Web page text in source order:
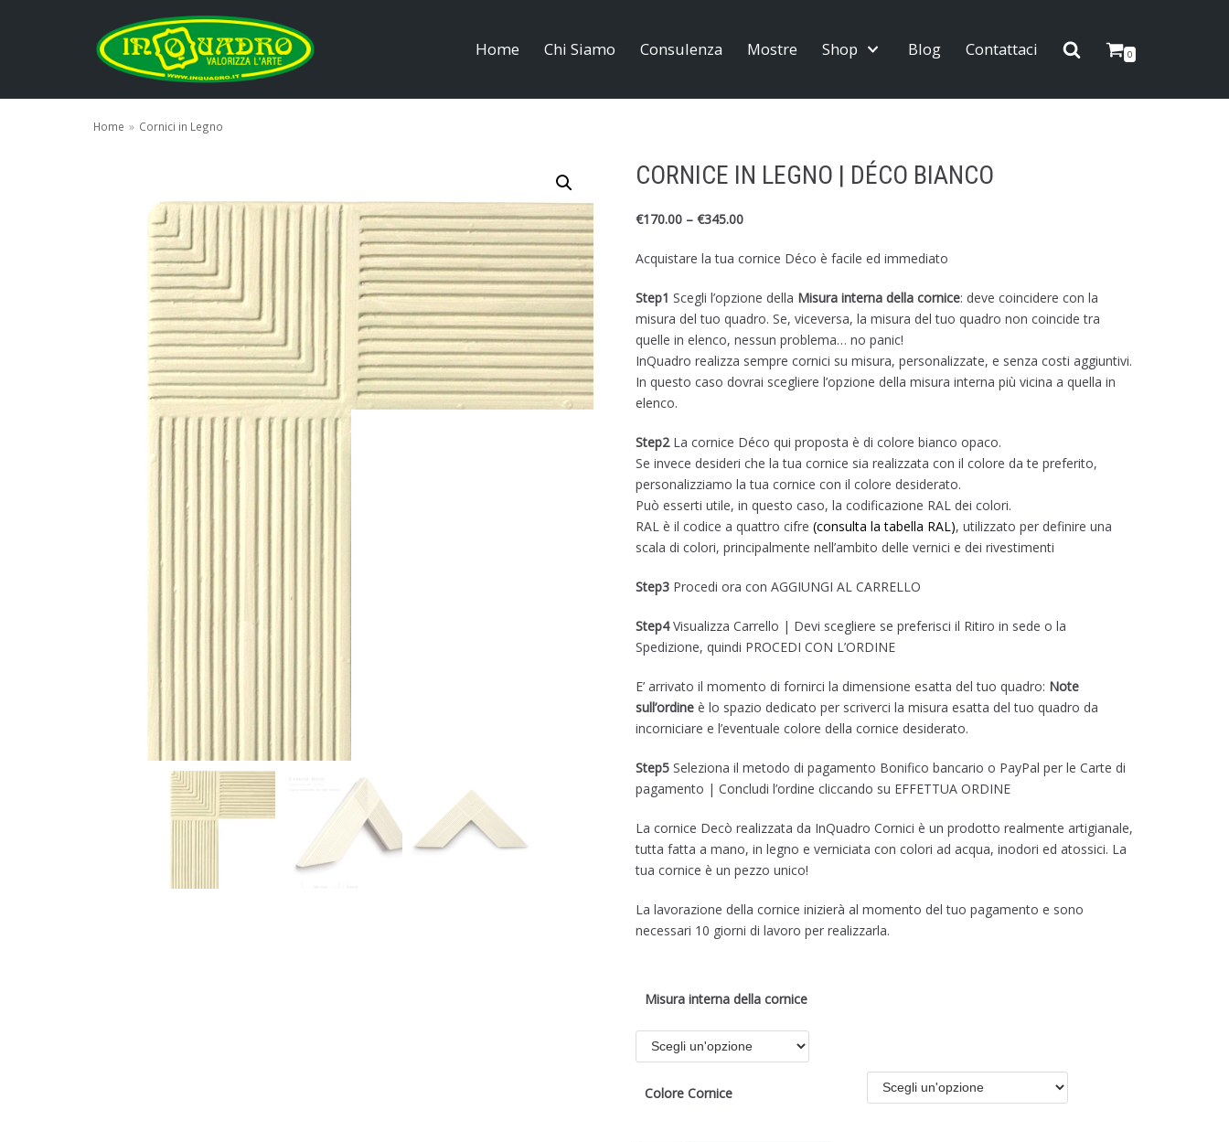
Home Chi Siamo Consulenza Mostre Shop Blog Contattaci 0
Home » Cornici in Legno
CORNICE IN LEGNO | DÉCO BIANCO
€170.00– €345.00
Acquistare la tua cornice Déco è facile ed immediato
Step1 Scegli l’opzione della Misura interna della cornice: deve coincidere con la
misura del tuo quadro. Se, viceversa, la misura del tuo quadro non coincide tra
quelle in elenco, nessun problema… no panic!
InQuadro realizza sempre cornici su misura, personalizzate, e senza costi aggiuntivi.
In questo caso dovrai scegliere l’opzione della misura interna più vicina a quella in
elenco.
Step2La cornice Déco qui proposta è di colore bianco opaco.
Se invece desideri che la tua cornice sia realizzata con il colore da te preferito,
personalizziamo la tua cornice con il colore desiderato.
Può esserti utile, in questo caso, la codificazione RAL dei colori.
RAL è il codice a quattro cifre (consulta la tabella RAL), utilizzato per definire una
scala di colori, principalmente nell’ambito delle vernici e dei rivestimenti
Step3 Procedi ora con AGGIUNGI AL CARRELLO
Step4Visualizza Carrello | Devi scegliere se preferisci il Ritiro in sede o la
Spedizione, quindi PROCEDI CON L’ORDINE
E’ arrivato il momento di fornirci la dimensione esatta del tuo quadro: Note
sull’ordine è lo spazio dedicato per scriverci la misura esatta del tuo quadro da
incorniciare e l’eventuale colore della cornice desiderato.
Step5Seleziona il metodo di pagamento Bonifico bancario o PayPal per le Carte di
pagamento | Concludi l’ordine cliccando su EFFETTUA ORDINE
La cornice Decò realizzata da InQuadro Cornici è un prodotto realmente artigianale,
tutta fatta a mano, in legno e verniciata con colori ad acqua, inodori ed atossici. La
tua cornice è un pezzo unico!
La lavorazione della cornice inizierà al momento del tuo pagamento e sono
necessari 10 giorni di lavoro per realizzarla.
Misura interna della cornice
Colore Cornice